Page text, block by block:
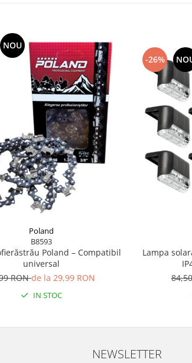
de
Pământ
NOU
Poland
B8593
Poland – Compatibil
universal
RONde la 29,99 RON
IN STOC
-26%
Lampa
NEWSLETTER